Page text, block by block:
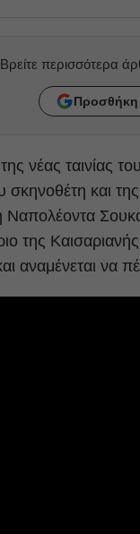
Βρείτε περισσότερα
Προσθήκη
νέας ταινίας του
σκηνοθέτη και της
Ναπολέοντα
της
αναμένεται να